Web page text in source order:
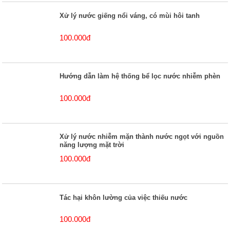
Xử lý nước giếng nổi váng, có mùi hôi tanh
100.000đ
Hướng dẫn làm hệ thống bể lọc nước nhiễm phèn
100.000đ
Xử lý nước nhiễm mặn thành nước ngọt với nguồn
năng lượng mặt trời
100.000đ
Tác hại khôn lường của việc thiếu nước
100.000đ